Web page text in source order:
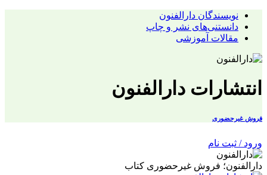
نویسندگان دارالفنون
دانستنی‌های نشر و چاپ
مقالات آموزشی
انتشارات دارالفنون
فروش غیرحضوری
ورود / ثبت نام
دارالفنون؛ فروش غیرحضوری کتاب